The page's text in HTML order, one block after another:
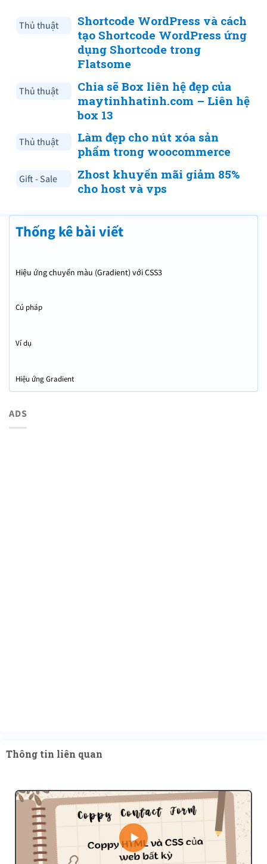
Thủ thuật
Shortcode WordPress và cách
tạo Shortcode WordPress ứng
dụng Shortcode trong
Flatsome
Thủ thuật
Chia sẽ Box liên hệ đẹp của
maytinhhatinh.com – Liên hệ
box 13
Thủ thuật
Làm đẹp cho nút xóa sản
phẩm trong woocommerce
Gift - Sale
Zhost khuyến mãi giảm 85%
cho host và vps
Thống kê bài viết
Hiệu ứng chuyển màu (Gradient) với CSS3
Cú pháp
Ví dụ
Hiệu ứng Gradient
ADS
Thông tin liên quan